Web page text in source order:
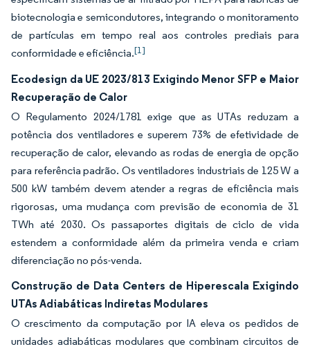
biotecnologia e semicondutores, integrando o monitoramento
de partículas em tempo real aos controles prediais para
conformidade e eficiência.[1]
Ecodesign da UE 2023/813 Exigindo Menor SFP e Maior
Recuperação de Calor
O Regulamento 2024/1781 exige que as UTAs reduzam a
potência dos ventiladores e superem 73% de efetividade de
recuperação de calor, elevando as rodas de energia de opção
para referência padrão. Os ventiladores industriais de 125 W a
500 kW também devem atender a regras de eficiência mais
rigorosas, uma mudança com previsão de economia de 31
TWh até 2030. Os passaportes digitais de ciclo de vida
estendem a conformidade além da primeira venda e criam
diferenciação no pós-venda.
Construção de Data Centers de Hiperescala Exigindo
UTAs Adiabáticas Indiretas Modulares
O crescimento da computação por IA eleva os pedidos de
unidades adiabáticas modulares que combinam circuitos de